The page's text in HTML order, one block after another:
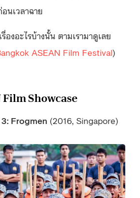
นเวลาฉาย
งอะไรบ้างนั้น ตามเรามาดูเลย
ASEAN Film Festival)
Showcase
Frogmen (2016, Singapore)